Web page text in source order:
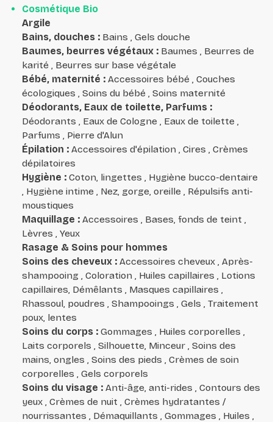
Cosmétique Bio
Argile
Bains, douches : Bains , Gels douche
Baumes, beurres végétaux : Baumes , Beurres de
karité , Beurres sur base végétale
Bébé, maternité : Accessoires bébé , Couches
écologiques , Soins du bébé , Soins maternité
Déodorants, Eaux de toilette, Parfums :
Déodorants , Eaux de Cologne , Eaux de toilette ,
Parfums , Pierre d'Alun
Épilation : Accessoires d'épilation , Cires , Crèmes
dépilatoires
Hygiène : Coton, lingettes , Hygiène bucco-dentaire
, Hygiène intime , Nez, gorge, oreille , Répulsifs anti-
moustiques
Maquillage : Accessoires , Bases, fonds de teint ,
Lèvres , Yeux
Rasage & Soins pour hommes
Soins des cheveux : Accessoires cheveux , Après-
shampooing , Coloration , Huiles capillaires , Lotions
capillaires, Démêlants , Masques capillaires ,
Rhassoul, poudres , Shampooings , Gels , Traitement
poux, lentes
Soins du corps : Gommages , Huiles corporelles ,
Laits corporels , Silhouette, Minceur , Soins des
mains, ongles , Soins des pieds , Crèmes de soin
corporelles , Gels corporels
Soins du visage : Anti-âge, anti-rides , Contours des
yeux , Crèmes de nuit , Crèmes hydratantes /
nourrissantes , Démaquillants , Gommages , Huiles ,